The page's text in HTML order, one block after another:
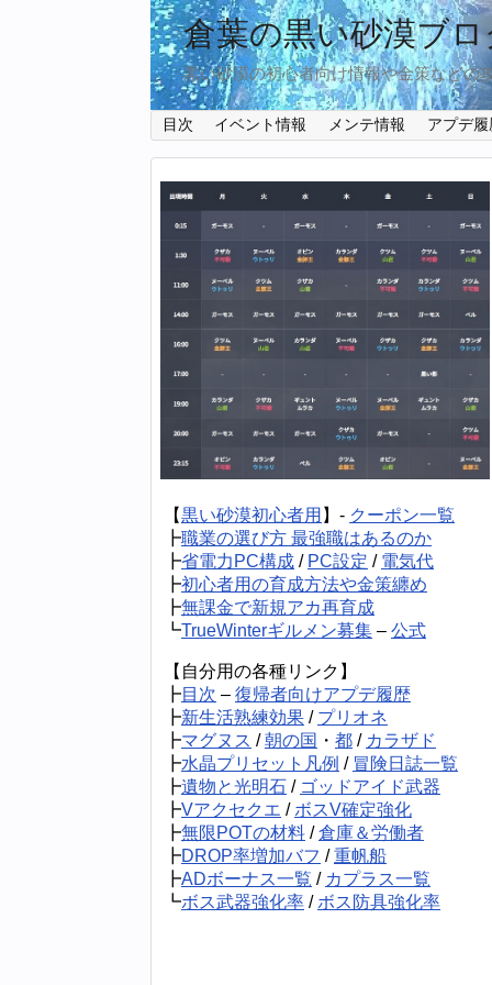
倉葉の黒い砂漠ブロ
黒い砂漠の初心者向け情報や金策などの
目次 イベント情報 メンテ情報 アプデ履
【黒い砂漠初心者用 】- クーポン一覧
┣職業の選び方 最強職はあるのか
┣省電力PC構成 / PC設定 / 電気代
┣初心者用の育成方法や金策纏め
┣無課金で新規アカ再育成
┗TrueWinterギルメン募集 – 公式
【自分用の各種リンク】
┣目次 – 復帰者向けアプデ履歴
┣新生活熟練効果 / プリオネ
┣マグヌス /朝の国 ・ 都 / カラザド
┣水晶プリセット凡例 / 冒険日誌一覧
┣遺物と光明石 / ゴッドアイド武器
┣Vアクセクエ / ボスV確定強化
┣無限POTの材料 /倉庫＆労働者
┣DROP率増加バフ /重帆船
┣ADボーナス一覧 / カプラス一覧
┗ボス武器強化率 / ボス防具強化率